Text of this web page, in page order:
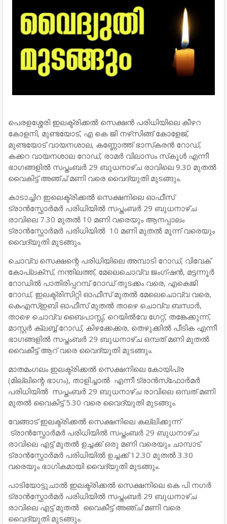
പെരളശ്ശേരി ഇലക്ട്രിക്കല്‍ സെക്ഷന്‍ പരിധിയിലെ കീഴറ
കോളനി, മുണ്ടയോട്, എ കെ ജി നഴ്‌സിങ്ങ് കോളേജ്,
മുണ്ടയോട് വായനശാല, കണ്ണോത്ത് ഭാസ്‌കരന്‍ റോഡ്,
കക്കറ വായനശാല റോഡ്, രാമര്‍ വിലാസം സ്‌കൂള്‍ എന്നീ
ഭാഗങ്ങളില്‍ സപ്തംബര്‍ 29 ബുധനാഴ്ച രാവിലെ 9.30 മുതല്‍
വൈകിട്ട് അഞ്ച് മണി വരെ വൈദ്യുതി മുടങ്ങും.
കാടാച്ചിറ ഇലെക്ട്രിക്കല്‍ സെക്ഷനിലെ ഓഫീസ്
ട്രാന്‍സ്ഫോര്‍മര്‍ പരിധിയില്‍ സപ്തംബര്‍ 29 ബുധനാഴ്ച
രാവിലെ 7.30 മുതല്‍ 10 മണി വരെയും ആനപ്പാലം
ട്രാന്‍സ്ഫോര്‍മര്‍ പരിധിയില്‍ 10 മണി മുതല്‍ മൂന്ന് വരെയും
വൈദ്യുതി മുടങ്ങും.
ചൊവ്വ സെക്ഷന്റെ പരിധിയിലെ അമ്പാടി റോഡ്, വിവേക്
കോപ്ലക്‌സ്, നന്തിലത്ത്, മേലെചൊവ്വ ജംഗ്ഷന്‍, മട്ടന്നൂര്‍
റോഡില്‍ പാതിരിപ്പറമ്പ് റോഡ് തുടക്കം വരെ, എകെജി
റോഡ്, ഇലക്ട്രിസിറ്റി ഓഫീസ് മുതല്‍ മേലെചൊവ്വ വരെ,
കെഎസ്ഇബി ഓഫീസ് മുതല്‍ താഴെ ചൊവ്വ ബസാര്‍,
താഴെ ചൊവ്വ ബൈപാസ്സ്, റെയില്‍വേ ഗേറ്റ്, തങ്കേക്കുന്ന്,
മാസ്റ്റര്‍ ക്ലബ്ബ് റോഡ്, കിഴക്കേക്കര, തെഴുക്കില്‍ പീടിക എന്നീ
ഭാഗങ്ങളില്‍ സപ്തംബര്‍ 29 ബുധനാഴ്ച ഒമ്പത് മണി മുതല്‍
വൈകീട്ട് ആറ് വരെ വൈദ്യുതി മുടങ്ങും.
മാതമംഗലം ഇലക്ട്രിക്കല്‍ സെക്ഷനിലെ കോയിപ്ര
(മില്ലിന്റെ ഭാഗം), താളിച്ചാല്‍ എന്നീ ട്രാന്‍സ്‌ഫോര്‍മര്‍
പരിധിയില്‍ സപ്തംബര്‍ 29 ബുധനാഴ്ച രാവിലെ ഒമ്പത് മണി
മുതല്‍ വൈകിട്ട് 5.30 വരെ വൈദ്യുതി മുടങ്ങും.
വേങ്ങാട് ഇലക്ട്രിക്കല്‍ സെക്ഷനിലെ കല്ലിക്കുന്ന്
ട്രാന്‍സ്ഫോര്‍മര്‍ പരിധിയില്‍ സപ്തംബര്‍ 29 ബുധനാഴ്ച
രാവിലെ എട്ട് മുതല്‍ ഉച്ചക്ക് ഒരു മണി വരെയും ചാമ്പാട്
ട്രാന്‍സ്ഫോര്‍മര്‍ പരിധിയില്‍ ഉച്ചക്ക് 12.30 മുതല്‍ 3.30
വരെയും ഭാഗികമായി വൈദ്യുതി മുടങ്ങും.
പാടിയോട്ടുചാല്‍ ഇലക്ട്രിക്കല്‍ സെക്ഷനിലെ കെ പി നഗര്‍
ട്രാന്‍സ്ഫോര്‍മര്‍ പരിധിയില്‍ സപ്തംബര്‍ 29 ബുധനാഴ്ച
രാവിലെ എട്ട് മുതല്‍ വൈകീട്ട് അഞ്ച് മണി വരെ
വൈദ്യുതി മുടങ്ങും.